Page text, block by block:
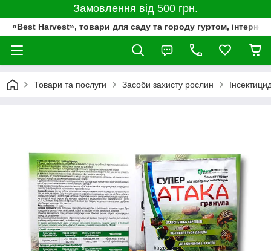
Замовлення від 500 грн.
«Best Harvest», товари для саду та городу гуртом,
Товари та послуги Засоби захисту рослин